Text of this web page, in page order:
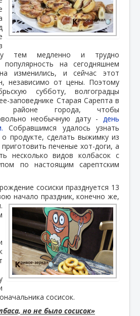
тем медленно и трудно
на сегодняшнем
изменились, и сейчас этот
независимо от цены. Поэтому
субботу, волгоградцы
заповеднике Старая Сарепта в
районе города, чтобы
необычную дату - день
Собравшимся удалось узнать
продукте, сделать выжимку из
печеные хот-доги, а
несколько видов колбасок с
по настоящим сарептским
сосиски празднуется 13
начало праздник, конечно же,
сосисок.
но не было сосисок»